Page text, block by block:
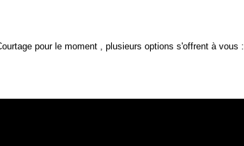
pour le moment , plusieurs options s'offrent à vous :